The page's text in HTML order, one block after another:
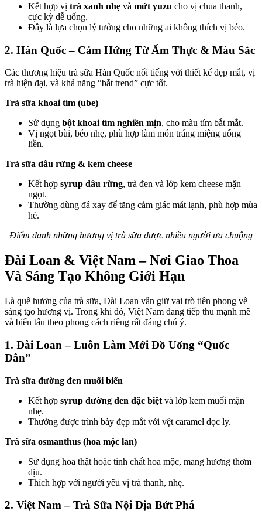
Kết hợp vị trà xanh nhẹ và mứt yuzu cho vị chua thanh,
cực kỳ dễ uống.
Đây là lựa chọn lý tưởng cho những ai không thích vị béo.
2. Hàn Quốc – Cảm Hứng Từ Ẩm Thực & Màu Sắc
Các thương hiệu trà sữa Hàn Quốc nổi tiếng với thiết kế đẹp mắt, vị
trà hiện đại, và khả năng “bắt trend” cực tốt.
Trà sữa khoai tím (ube)
Sử dụng bột khoai tím nghiền mịn, cho màu tím bắt mắt.
Vị ngọt bùi, béo nhẹ, phù hợp làm món tráng miệng uống
liền.
Trà sữa dâu rừng & kem cheese
Kết hợp syrup dâu rừng, trà đen và lớp kem cheese mặn
ngọt.
Thường dùng đá xay để tăng cảm giác mát lạnh, phù hợp mùa
hè.
Điểm danh những hương vị trà sữa được nhiều người ưa chuộng
Đài Loan & Việt Nam – Nơi Giao Thoa
Và Sáng Tạo Không Giới Hạn
Là quê hương của trà sữa, Đài Loan vẫn giữ vai trò tiên phong về
sáng tạo hương vị. Trong khi đó, Việt Nam đang tiếp thu mạnh mẽ
và biến tấu theo phong cách riêng rất đáng chú ý.
1. Đài Loan – Luôn Làm Mới Đồ Uống “Quốc
Dân”
Trà sữa đường đen muối biển
Kết hợp syrup đường đen đặc biệt và lớp kem muối mặn
nhẹ.
Thường được trình bày đẹp mắt với vệt caramel dọc ly.
Trà sữa osmanthus (hoa mộc lan)
Sử dụng hoa thật hoặc tinh chất hoa mộc, mang hương thơm
dịu.
Thích hợp với người yêu vị trà thanh, nhẹ.
2. Việt Nam – Trà Sữa Nội Địa Bứt Phá